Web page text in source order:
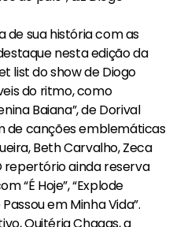
de sua história com as
nesta edição da
list do show de Diogo
do ritmo, como
Baiana”, de Dorival
de canções emblemáticas
Beth Carvalho, Zeca
repertório ainda reserva
“É Hoje”, “Explode
em Minha Vida”.